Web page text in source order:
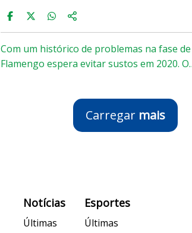
Com um histórico de problemas na fase
Flamengo espera evitar sustos em 2020.
Carregar mais
Notícias
Últimas
Esportes
Últimas